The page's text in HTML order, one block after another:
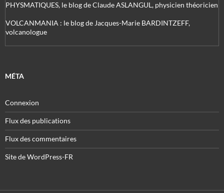
PHYSMATIQUES, le blog de Claude ASLANGUL, physicien théoricien
VOLCANMANIA : le blog de Jacques-Marie BARDINTZEFF,
volcanologue
MÉTA
Connexion
Flux des publications
Flux des commentaires
Site de WordPress-FR